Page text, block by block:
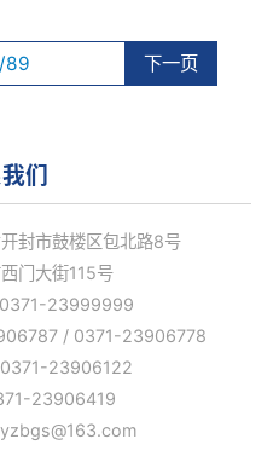
89 下一页
们
封市鼓楼区包北路8号
门大街115号
23999999
/ 0371-23906778
23906122
23906419